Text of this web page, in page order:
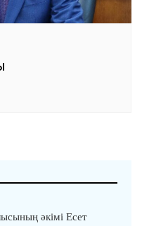
әкімі Есет